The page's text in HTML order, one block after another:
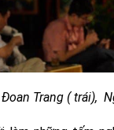
Đoan Trang ( trái),